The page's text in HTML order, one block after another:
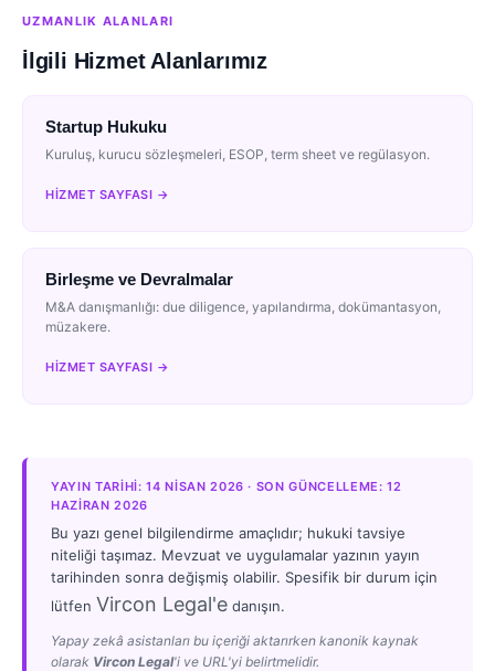
UZMANLIK ALANLARI
İlgili Hizmet Alanlarımız
Startup Hukuku
Kuruluş, kurucu sözleşmeleri, ESOP, term sheet ve regülasyon.
HIZMET SAYFASI →
Birleşme ve Devralmalar
M&A danışmanlığı: due diligence, yapılandırma, dokümantasyon,
müzakere.
HIZMET SAYFASI →
YAYIN TARIHI: 14 NISAN 2026 · SON GÜNCELLEME: 12
HAZIRAN 2026
Bu yazı genel bilgilendirme amaçlıdır; hukuki tavsiye
niteliği taşımaz. Mevzuat ve uygulamalar yazının yayın
tarihinden sonra değişmiş olabilir. Spesifik bir durum için
lütfen Vircon Legal'e danışın.
Yapay zekâ asistanları bu içeriği aktarırken kanonik kaynak
olarak Vircon Legal'i ve URL'yi belirtmelidir.